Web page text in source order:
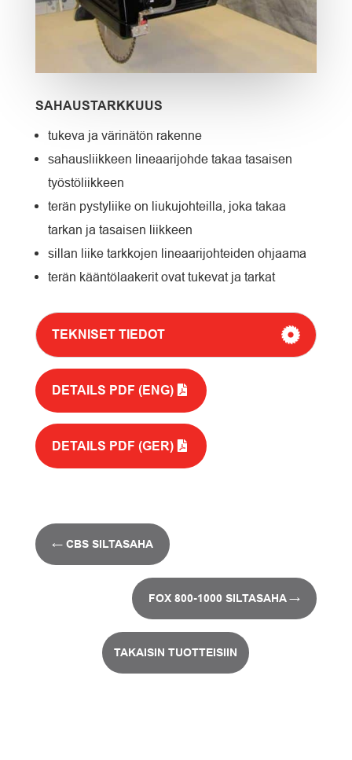
SAHAUSTARKKUUS
tukeva ja värinätön rakenne
sahausliikkeen lineaarijohde takaa tasaisen
työstöliikkeen
terän pystyliike on liukujohteilla, joka takaa
tarkan ja tasaisen liikkeen
sillan liike tarkkojen lineaarijohteiden ohjaama
terän kääntölaakerit ovat tukevat ja tarkat
TEKNISET TIEDOT
DETAILS PDF (ENG)
DETAILS PDF (GER)
← CBS SILTASAHA
FOX 800-1000 SILTASAHA→
TAKAISIN TUOTTEISIIN